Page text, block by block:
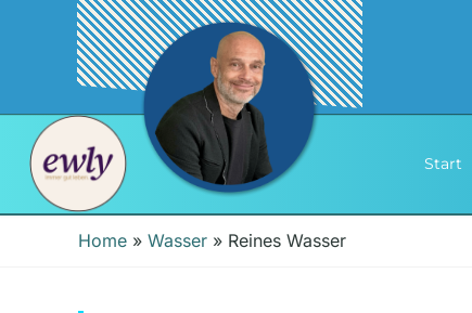
Start
Home » Wasser » Reines Wasser